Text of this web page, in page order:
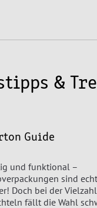
&
Guide
und funktional –
sind
Doch bei der
fällt die Wahl